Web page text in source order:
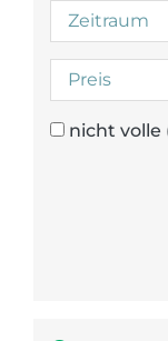
Zeitraum
Preis
nicht volle